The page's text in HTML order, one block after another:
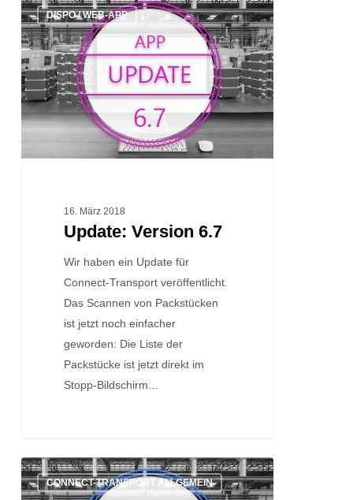
Version
6.7
DISPO / WEB-APP
16. März 2018
Update: Version 6.7
Wir haben ein Update für
Connect-Transport veröffentlicht.
Das Scannen von Packstücken
ist jetzt noch einfacher
geworden: Die Liste der
Packstücke ist jetzt direkt im
Stopp-Bildschirm…
Tutorial:
LadelisteCONNECT-TRANSPORT ALLGEMEIN